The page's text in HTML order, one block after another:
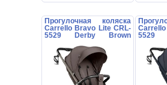
Прогулочная коляска
Carrello Bravo Lite CRL-
5529 Derby Brown
подстаканником
5529